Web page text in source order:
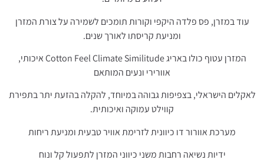
עוד במזרן, פס פלדה היקפי וקורות תומכים לשמירה על צורת המזרן
ומניעת קריסתו לאורך שנים.
המזרן עטוף כולו באריג Cotton Feel Climate Similitude איכותי,
אוורירי ונעים המותאם
לאקלים הישראלי, בצפיפות גבוהה במיוחד, להקלה בהזעת יתר בתפירת
קווילט עמוקה ואיכותית.
מערכת אוורור דו כיוונית לזרימת אוויר טבעית ומניעת ריחות
ידיות נשיאה רחבות משני כיווני המזרן לתפעול קל ונוח